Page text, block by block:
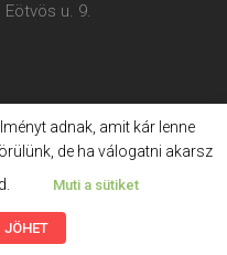
u. 9.
International
adnak, amit kár lenne
de ha válogatni akarsz
Muti a sütiket
JÖHET